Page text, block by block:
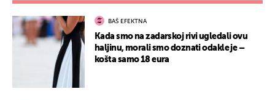
BAŠ EFEKTNA
Kada smo na zadarskoj rivi ugledali ovu
haljinu, morali smo doznati odakle je –
košta samo 18 eura